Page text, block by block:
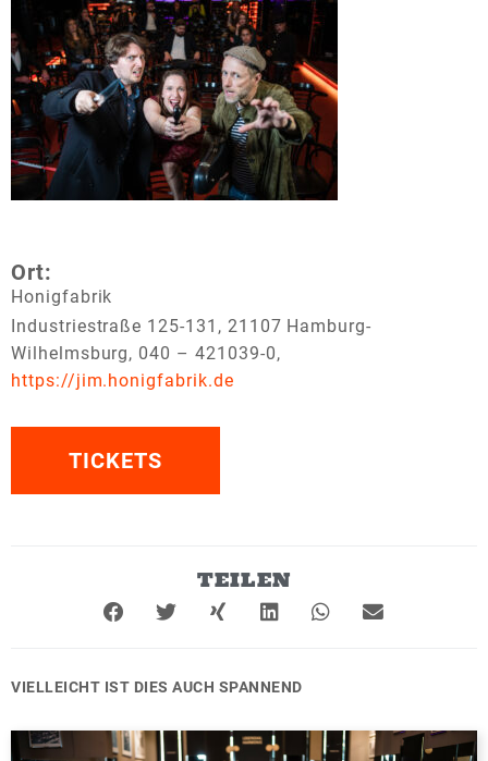
Ort:
Honigfabrik
Industriestraße 125-131 , 21107 Hamburg-
Wilhelmsburg, 040 – 421039-0,
https://jim.honigfabrik.de
TICKETS
TEILEN
VIELLEICHT IST DIES AUCH SPANNEND